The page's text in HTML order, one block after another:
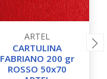
ARTEL
CARTULINA
FABRIANO 200 gr
ROSSO 50x70